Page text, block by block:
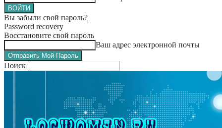
Вы забыли свой пароль?
Password recovery
Восстановите свой пароль
Ваш адрес электронной почты
Поиск